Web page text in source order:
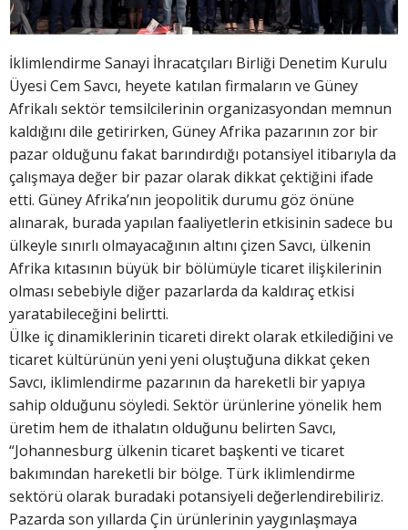
İklimlendirme Sanayi İhracatçıları Birliği Denetim Kurulu
Üyesi Cem Savcı, heyete katılan firmaların ve Güney
Afrikalı sektör temsilcilerinin organizasyondan memnun
kaldığını dile getirirken, Güney Afrika pazarının zor bir
pazar olduğunu fakat barındırdığı potansiyel itibarıyla da
çalışmaya değer bir pazar olarak dikkat çektiğini ifade
etti. Güney Afrika’nın jeopolitik durumu göz önüne
alınarak, burada yapılan faaliyetlerin etkisinin sadece bu
ülkeyle sınırlı olmayacağının altını çizen Savcı, ülkenin
Afrika kıtasının büyük bir bölümüyle ticaret ilişkilerinin
olması sebebiyle diğer pazarlarda da kaldıraç etkisi
yaratabileceğini belirtti.
Ülke iç dinamiklerinin ticareti direkt olarak etkilediğini ve
ticaret kültürünün yeni yeni oluştuğuna dikkat çeken
Savcı, iklimlendirme pazarının da hareketli bir yapıya
sahip olduğunu söyledi. Sektör ürünlerine yönelik hem
üretim hem de ithalatın olduğunu belirten Savcı,
“Johannesburg ülkenin ticaret başkenti ve ticaret
bakımından hareketli bir bölge. Türk iklimlendirme
sektörü olarak buradaki potansiyeli değerlendirebiliriz.
Pazarda son yıllarda Çin ürünlerinin yaygınlaşmaya